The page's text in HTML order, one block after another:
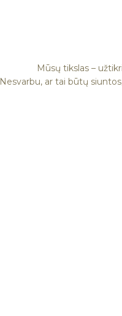
Mūsų tikslas –
Nesvarbu, ar tai būtų